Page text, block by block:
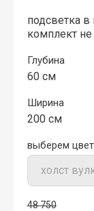
подсветка
комплект не
Глубина
60 см
Ширина
200 см
выберем
48 750